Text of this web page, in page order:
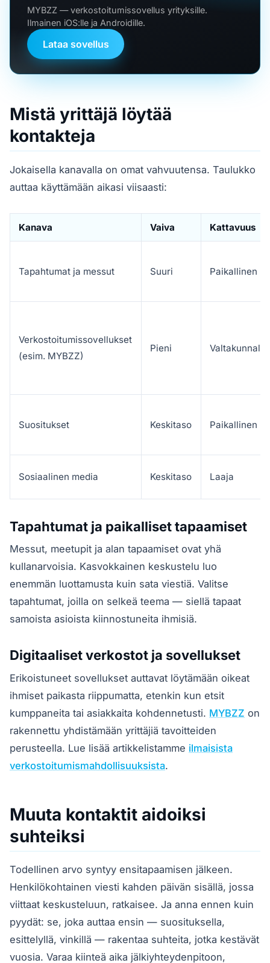
MYBZZ — verkostoitumissovellus yrityksille.
Ilmainen iOS:lle ja Androidille.
Lataa sovellus
Mistä yrittäjä löytää
kontakteja
Jokaisella kanavalla on omat vahvuutensa. Taulukko
auttaa käyttämään aikasi viisaasti:
Kanava Vaiva Kattavuus
Tapahtumat ja messut Suuri Paikallinen
Verkostoitumissovellukset
(esim. MYBZZ)
Pieni
Suositukset Keskitaso Paikallinen
Sosiaalinen media Keskitaso Laaja
Tapahtumat ja paikalliset tapaamiset
Messut, meetupit ja alan tapaamiset ovat yhä
kullanarvoisia. Kasvokkainen keskustelu luo
enemmän luottamusta kuin sata viestiä. Valitse
tapahtumat, joilla on selkeä teema — siellä tapaat
samoista asioista kiinnostuneita ihmisiä.
Digitaaliset verkostot ja sovellukset
Erikoistuneet sovellukset auttavat löytämään oikeat
ihmiset paikasta riippumatta, etenkin kun etsit
kumppaneita tai asiakkaita kohdennetusti. MYBZZ on
rakennettu yhdistämään yrittäjiä tavoitteiden
perusteella. Lue lisää artikkelistamme ilmaisista
verkostoitumismahdollisuuksista.
Muuta kontaktit aidoiksi
suhteiksi
Todellinen arvo syntyy ensitapaamisen jälkeen.
Henkilökohtainen viesti kahden päivän sisällä, jossa
viittaat keskusteluun, ratkaisee. Ja anna ennen kuin
pyydät: se, joka auttaa ensin — suosituksella,
esittelyllä, vinkillä — rakentaa suhteita, jotka kestävät
vuosia. Varaa kiinteä aika jälkiyhteydenpitoon,